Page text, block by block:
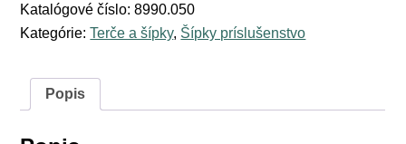
zalomených
hrotov
soft
terčov
Katalógové číslo:8990.050
Kategórie:Terče a šípky, Šípky príslušenstvo
Popis